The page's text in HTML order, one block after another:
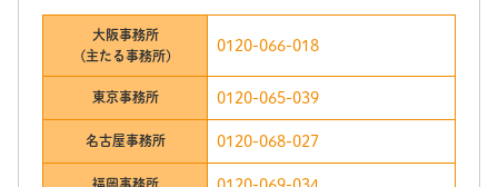
大阪事務所
(主たる事務所)
0120-066-018
東京事務所 0120-065-039
名古屋事務所 0120-068-027
福岡事務所